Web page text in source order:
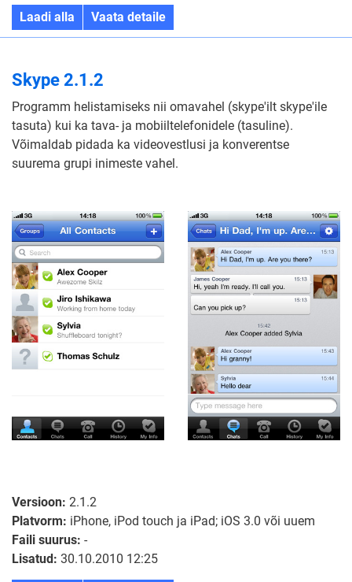
Laadi alla Vaata detaile
Skype 2.1.2
Programm helistamiseks nii omavahel (skype'ilt skype'ile
tasuta) kui ka tava- ja mobiiltelefonidele (tasuline).
Võimaldab pidada ka videovestlusi ja konverentse
suurema grupi inimeste vahel.
Versioon: 2.1.2
Platvorm: iPhone, iPod touch ja iPad; iOS 3.0 või uuem
Faili suurus: -
Lisatud: 30.10.2010 12:25